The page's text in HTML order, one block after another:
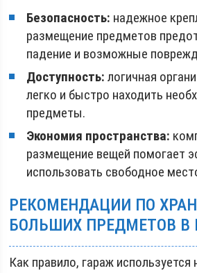
Безопасность: надежное
размещение предметов
падение и возможные
Доступность: логичная
легко и быстро находить
предметы.
Экономия пространства:
размещение вещей помогает
использовать свободное
РЕКОМЕНДАЦИИ ПО
БОЛЬШИХ ПРЕДМЕТОВ В
Как правило, гараж используется